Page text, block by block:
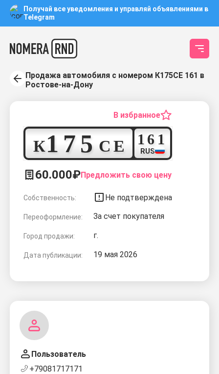
Получай все уведомления и управляй объявлениями в
Telegram
Продажа автомобиля с номером К175СЕ 161 в
Ростове-на-Дону
В избранное
К1
7
5
СЕ1
61
RUS
60.000₽Предложить свою цену
Собственность: Не подтверждена
Переоформление: За счет покупателя
Город продажи: г.
Дата публикации: 19 мая 2026
Пользователь
+79081717171